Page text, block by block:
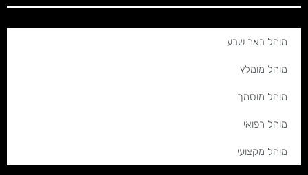
מוהל באר שבע
מוהל מומלץ
מוהל מוסמך
מוהל רפואי
מוהל מקצועי